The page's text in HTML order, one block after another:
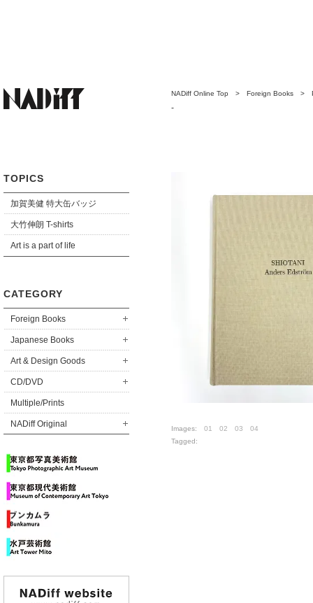
TOPICS
加賀美健 特大缶バッジ
大竹伸朗 T-shirts
Art is a part of life
CATEGORY
Foreign Books
Japanese Books
Art & Design Goods
CD/DVD
Multiple/Prints
NADiff Original
NADiff Online Top > Foreign Books >
-
Images: 01 02 03
04
Tagged: